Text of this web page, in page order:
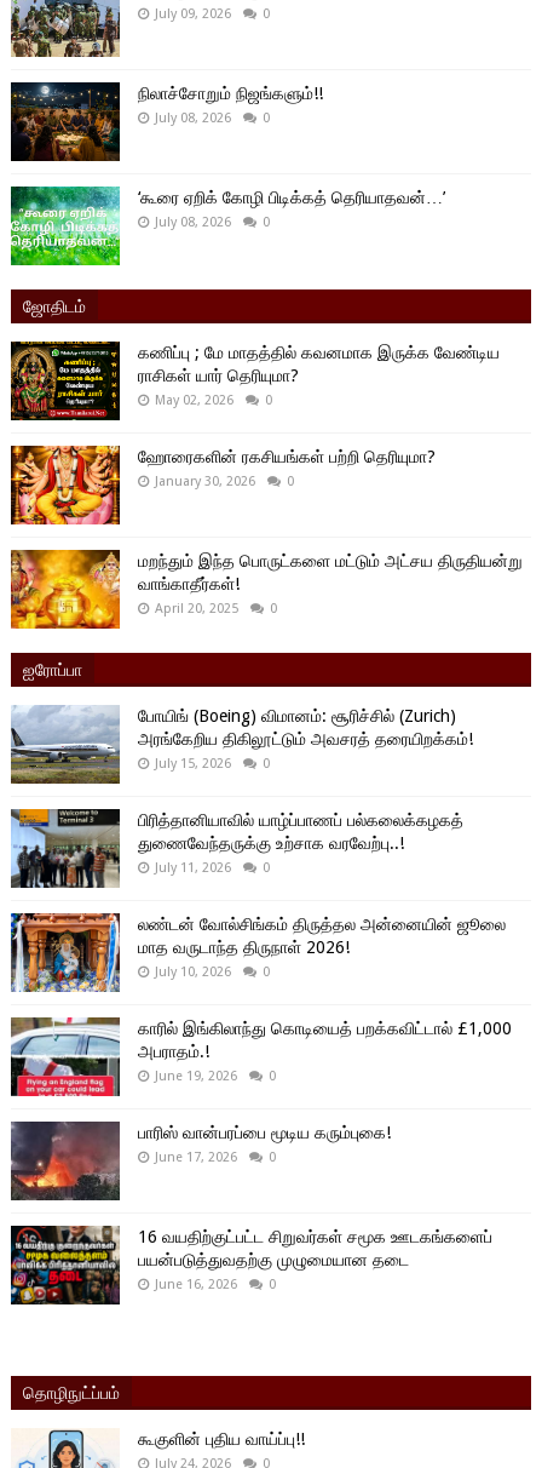
July 09, 2026 0
நிலாச்சோறும் நிஜங்களும்!!
July 08, 2026 0
‘கூரை ஏறிக் கோழி பிடிக்கத் தெரியாதவன்…’
July 08, 2026 0
ஜோதிடம்
கணிப்பு ; மே மாதத்தில் கவனமாக இருக்க வேண்டிய
ராசிகள் யார் தெரியுமா?
May 02, 2026 0
ஹோரைகளின் ரகசியங்கள் பற்றி தெரியுமா?
January 30, 2026 0
மறந்தும் இந்த பொருட்களை மட்டும் அட்சய திருதியன்று
வாங்காதீர்கள்!
April 20, 2025 0
ஐரோப்பா
போயிங் (Boeing) விமானம்: சூரிச்சில் (Zurich)
அரங்கேறிய திகிலூட்டும் அவசரத் தரையிறக்கம்!
July 15, 2026 0
பிரித்தானியாவில் யாழ்ப்பாணப் பல்கலைக்கழகத்
துணைவேந்தருக்கு உற்சாக வரவேற்பு..!
July 11, 2026 0
லண்டன் வோல்சிங்கம் திருத்தல அன்னையின் ஜூலை
மாத வருடாந்த திருநாள் 2026!
July 10, 2026 0
காரில் இங்கிலாந்து கொடியைத் பறக்கவிட்டால் £1,000
அபராதம்.!
June 19, 2026 0
பாரிஸ் வான்பரப்பை மூடிய கரும்புகை!
June 17, 2026 0
16 வயதிற்குட்பட்ட சிறுவர்கள் சமூக ஊடகங்களைப்
பயன்படுத்துவதற்கு முழுமையான தடை
June 16, 2026 0
தொழிநுட்ப்பம்
கூகுளின் புதிய வாய்ப்பு!!
July 24, 2026 0